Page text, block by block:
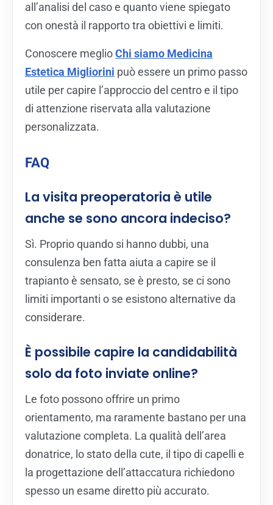
all’analisi del caso e quanto viene spiegato
con onestà il rapporto tra obiettivi e limiti.
Conoscere meglioChi siamo Medicina
Estetica Migliorini può essere un primo passo
utile per capire l’approccio del centro e il tipo
di attenzione riservata alla valutazione
personalizzata.
FAQ
La visita preoperatoria è utile
anche se sono ancora indeciso?
Sì. Proprio quando si hanno dubbi, una
consulenza ben fatta aiuta a capire se il
trapianto è sensato, se è presto, se ci sono
limiti importanti o se esistono alternative da
considerare.
È possibile capire la candidabilità
solo da foto inviate online?
Le foto possono offrire un primo
orientamento, ma raramente bastano per una
valutazione completa. La qualità dell’area
donatrice, lo stato della cute, il tipo di capelli e
la progettazione dell’attaccatura richiedono
spesso un esame diretto più accurato.